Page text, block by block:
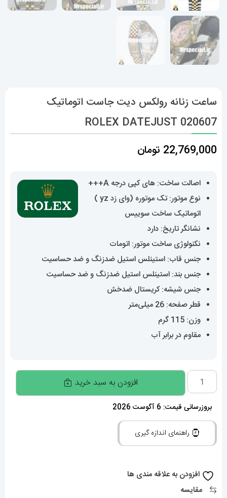
ساعت زنانه رولکس دیت جاست اتوماتیک
020607 ROLEX DATEJUST
22,769,000 تومان
اصالت ساخت: های کپی درجه A+++
نوع موتور: تک موتوره (وای زد yz )
اتوماتیک ساخت سوییس
نشانگر تاریخ: دارد
نکنولوژی ساخت موتور: اتومات
جنس قاب: استینلس استیل ضدزنگ و ضد حساسیت
جنس بند: استینلس استیل ضدزنگ و ضد حساسیت
جنس شیشه: کریستال ضدخش
قطر صفحه: 26 میلی‌متر
وزن: 115 گرم
مقاوم در برابر آب
ساعت
زنانه
رولکس
دیت
جاست
020607
ROLEX
افزودن به سبد خرید
بروزرسانی قیمت: 6 آگوست 2026
راهنمای اندازه گیری
افزودن به علاقه مندی ها
مقایسه